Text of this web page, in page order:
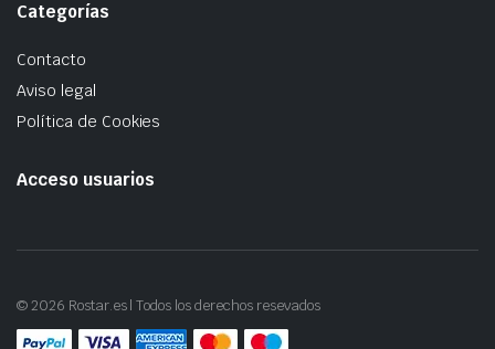
Categorías
Contacto
Aviso legal
Política de Cookies
Acceso usuarios
© 2026 Rostar.es | Todos los derechos resevados